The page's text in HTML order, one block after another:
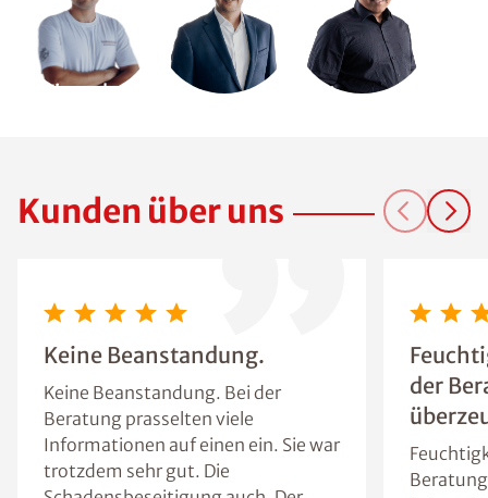
Wir suchen
Kunden über uns
Keine Beanstandung.
Keine Beanstandung. Bei der
Beratung prasselten viele
Informationen auf einen ein. Sie war
trotzdem sehr gut. Die
der